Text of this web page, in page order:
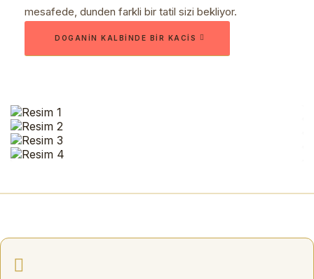
mesafede, dunden farkli bir tatil sizi bekliyor.
DOGANIN KALBINDE BIR KACIS